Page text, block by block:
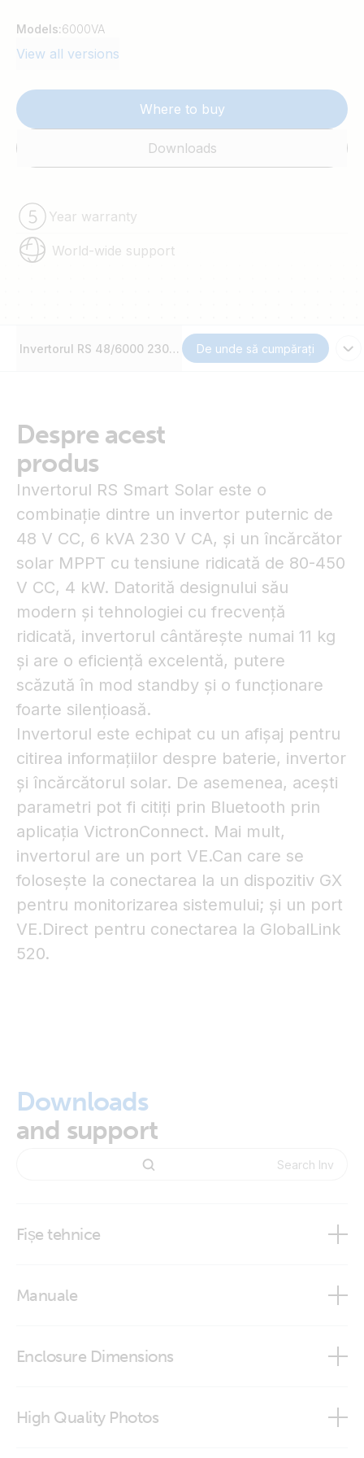
Models:6000VA
View all versions
Where to buy
Downloads
Year warranty
World-wide support
Invertorul RS 48/6000 230V Smart SolarDe unde să cumpărați
Despre acest
produs
Invertorul RS Smart Solar este o
combinație dintre un invertor puternic de
48 V CC, 6 kVA 230 V CA, și un încărcător
solar MPPT cu tensiune ridicată de 80-450
V CC, 4 kW. Datorită designului său
modern și tehnologiei cu frecvență
ridicată, invertorul cântărește numai 11 kg
și are o eficiență excelentă, putere
scăzută în mod standby și o funcționare
foarte silențioasă.
Invertorul este echipat cu un afișaj pentru
citirea informațiilor despre baterie, invertor
și încărcătorul solar. De asemenea, acești
parametri pot fi citiți prin Bluetooth prin
aplicația VictronConnect. Mai mult,
invertorul are un port VE.Can care se
folosește la conectarea la un dispozitiv GX
pentru monitorizarea sistemului; și un port
VE.Direct pentru conectarea la GlobalLink
520.
Downloads
and support
Fișe tehnice
Manuale
Enclosure Dimensions
High Quality Photos